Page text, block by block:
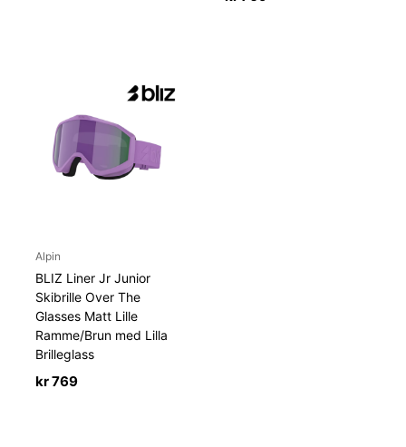
Alpin
BLIZ Liner Jr Junior
Skibrille Over The
Glasses Matt Lille
Ramme/Brun med Lilla
Brilleglass
kr769